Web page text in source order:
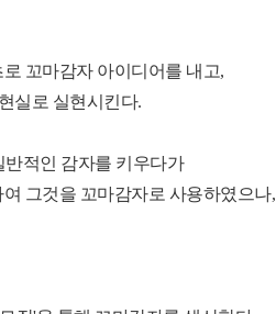
꼬마감자 아이디어를 내고,
실로 실현시킨다.
반적인 감자를 키우다가
그것을 꼬마감자로 사용하였으나,